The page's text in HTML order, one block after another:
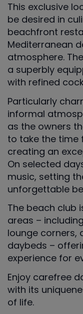
This exclusive
be desired in
beachfront
Mediterranean
atmosphere.
a superbly
with refined
Particularly
informal
as the owners
to take the time
creating an
On selected
music, setting
unforgettable
The beach club
areas –
lounge corners,
daybeds –
experience for
Enjoy carefree
with its
of life.